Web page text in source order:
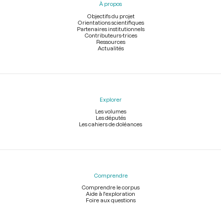
À propos
Objectifs du projet
Orientations scientifiques
Partenaires institutionnels
Contributeurs-trices
Ressources
Actualités
Explorer
Les volumes
Les députés
Les cahiers de doléances
Comprendre
Comprendre le corpus
Aide à l'exploration
Foire aux questions